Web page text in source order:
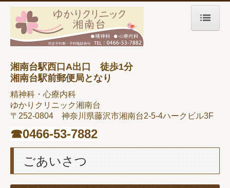
ホーム
ごあいさつ
心療内科・精神科
診療時間・交通案内
診療スケジュール
湘南台駅西口A出口 徒歩1分
湘南台駅前郵便局となり
精神科・心療内科
ゆかりクリニック湘南台
〒252-0804 神奈川県藤沢市湘南台2-5-4ハークビル3F
☎︎0466-53-7882
ごあいさつ